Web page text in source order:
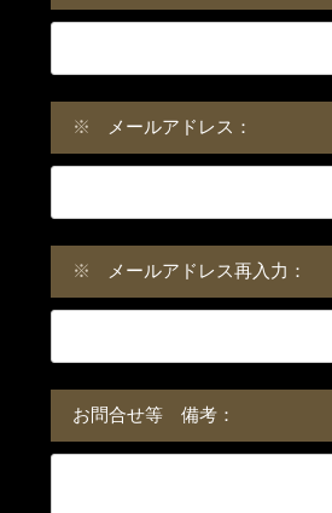
※ メールアドレス：
※ メールアドレス再入力：
お問合せ等 備考：